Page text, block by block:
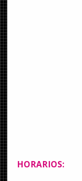
HORARIOS: